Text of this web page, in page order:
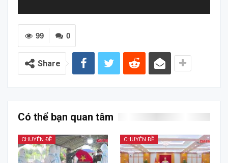
0
99
Share
Có thể bạn quan tâm
CHUYÊN ĐỀ CHUYÊN ĐỀ